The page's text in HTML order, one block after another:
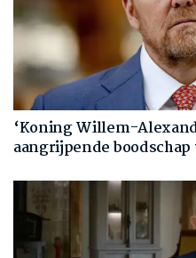
‘Koning Willem-
aangrijpende